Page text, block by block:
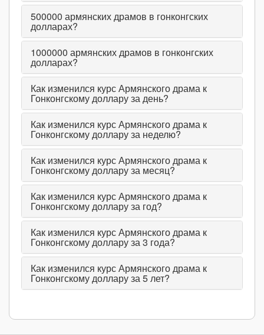
500000 армянских драмов в гонконгских
долларах?
1000000 армянских драмов в гонконгских
долларах?
Как изменился курс Армянского драма к
Гонконгскому доллару за день?
Как изменился курс Армянского драма к
Гонконгскому доллару за неделю?
Как изменился курс Армянского драма к
Гонконгскому доллару за месяц?
Как изменился курс Армянского драма к
Гонконгскому доллару за год?
Как изменился курс Армянского драма к
Гонконгскому доллару за 3 года?
Как изменился курс Армянского драма к
Гонконгскому доллару за 5 лет?